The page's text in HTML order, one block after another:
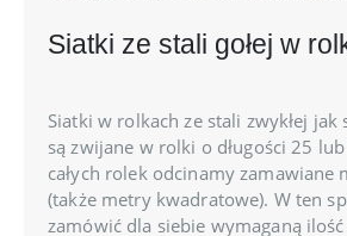
Siatki ze stali gołej w
Siatki w rolkach ze stali zwykłej jak
są zwijane w rolki o długości 25
całych rolek odcinamy zamawiane
(także metry kwadratowe). W ten
zamówić dla siebie wymaganą